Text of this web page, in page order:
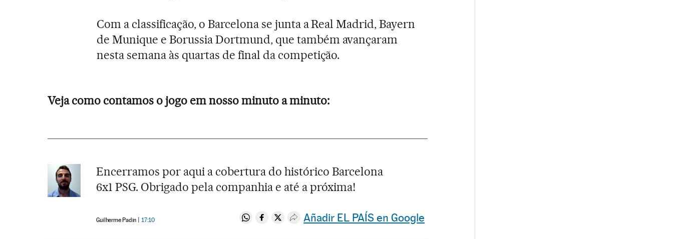
Com a classificação, o Barcelona se junta a Real Madrid, Bayern
de Munique e Borussia Dortmund, que também avançaram
nesta semana às quartas de final da competição.
Veja como contamos o jogo em nosso minuto a minuto:
Encerramos por aqui a cobertura do histórico Barcelona
6x1 PSG. Obrigado pela companhia e até a próxima!
Guilherme Padin 17:10 Compartir en Whatsapp
Compartir en Facebook
Compartir en Twitter
Desplegar Redes Sociales
Añadir EL PAÍS en Google